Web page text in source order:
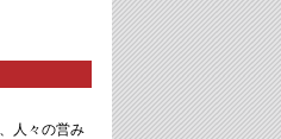
人々の営み